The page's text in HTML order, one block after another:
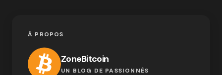
À PROPOS
ZoneBitcoin
UN BLOG DE PASSIONNÉS